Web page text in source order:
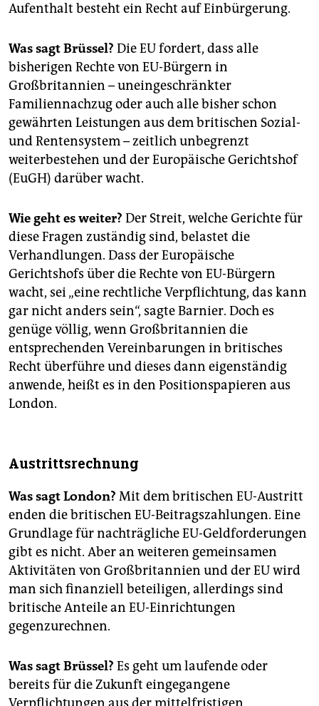
Aufenthalt besteht ein Recht auf Einbürgerung.
Was sagt Brüssel? Die EU fordert, dass alle
bisherigen Rechte von EU-Bürgern in
Großbritannien – uneingeschränkter
Familiennachzug oder auch alle bisher schon
gewährten Leistungen aus dem britischen Sozial-
und Rentensystem – zeitlich unbegrenzt
weiterbestehen und der Europäische Gerichtshof
(EuGH) darüber wacht.
Wie geht es weiter? Der Streit, welche Gerichte für
diese Fragen zuständig sind, belastet die
Verhandlungen. Dass der Europäische
Gerichtshofs über die Rechte von EU-Bürgern
wacht, sei „eine rechtliche Verpflichtung, das kann
gar nicht anders sein“, sagte Barnier. Doch es
genüge völlig, wenn Großbritannien die
entsprechenden Vereinbarungen in britisches
Recht überführe und dieses dann eigenständig
anwende, heißt es in den Positionspapieren aus
London.
Austrittsrechnung
Was sagt London? Mit dem britischen EU-Austritt
enden die britischen EU-Beitragszahlungen. Eine
Grundlage für nachträgliche EU-Geldforderungen
gibt es nicht. Aber an weiteren gemeinsamen
Aktivitäten von Großbritannien und der EU wird
man sich finanziell beteiligen, allerdings sind
britische Anteile an EU-Einrichtungen
gegenzurechnen.
Was sagt Brüssel? Es geht um laufende oder
bereits für die Zukunft eingegangene